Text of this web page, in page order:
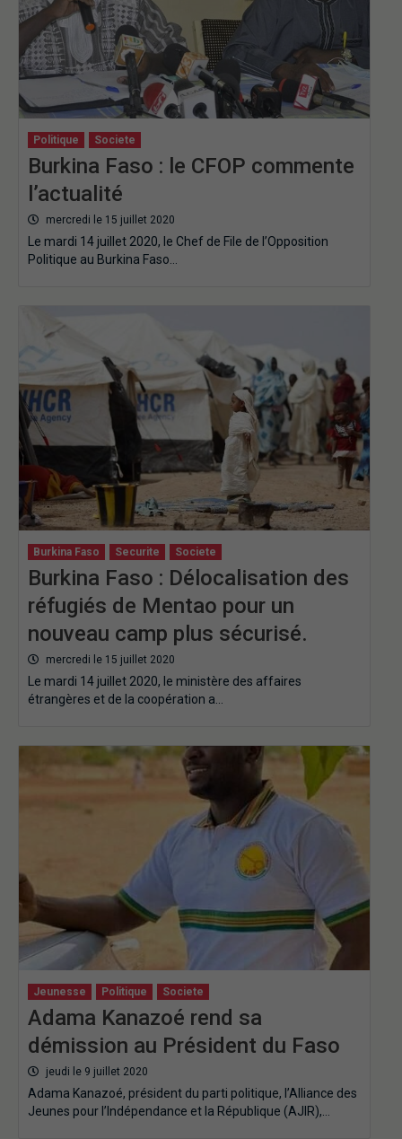
Politique Societe
Burkina Faso : le CFOP commente
l’actualité
mercredi le 15 juillet 2020
Le mardi 14 juillet 2020, le Chef de File de l’Opposition
Politique au Burkina Faso…
Burkina Faso Securite Societe
Burkina Faso : Délocalisation des
réfugiés de Mentao pour un
nouveau camp plus sécurisé.
mercredi le 15 juillet 2020
Le mardi 14 juillet 2020, le ministère des affaires
étrangères et de la coopération a…
Jeunesse Politique Societe
Adama Kanazoé rend sa
démission au Président du Faso
jeudi le 9 juillet 2020
Adama Kanazoé, président du parti politique, l’Alliance des
Jeunes pour l’Indépendance et la République (AJIR),…